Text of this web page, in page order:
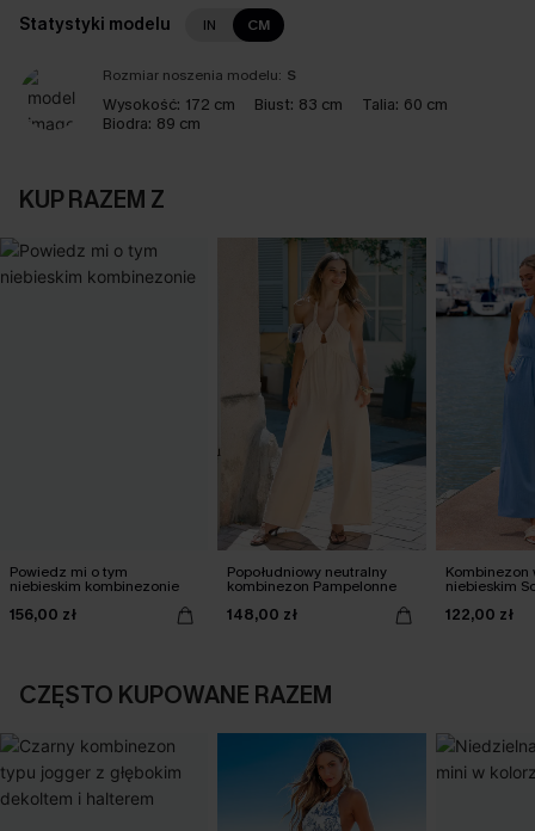
Statystyki modelu IN CM
Rozmiar noszenia modelu: S
Wysokość: 172 cm Biust: 83 cm Talia: 60 cm
Biodra: 89 cm
KUP RAZEM Z
Powiedz mi o tym
niebieskim kombinezonie
156,00 zł
Popołudniowy neutralny
kombinezon Pampelonne
148,00 zł
Kombinezon
niebieskim
122,00 zł
CZĘSTO KUPOWANE RAZEM